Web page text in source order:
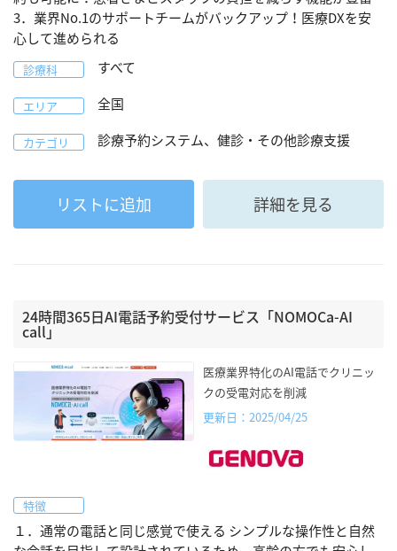
3．業界No.1のサポートチームがバックアップ！医療DXを安
心して進められる
診療科 すべて
エリア 全国
カテゴリ 診療予約システム、健診・その他診療支援
リストに追加 詳細を見る
24時間365日AI電話予約受付サービス「NOMOCa-AI
call」
医療業界特化のAI電話でクリニッ
クの受電対応を削減
更新日：2025/04/25
特徴
１．通常の電話と同じ感覚で使える シンプルな操作性と自然